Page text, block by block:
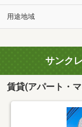
用途地域
サンク
賃貸(アパート・